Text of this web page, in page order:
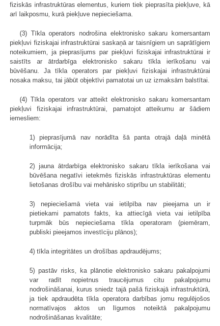
fiziskās infrastruktūras elementus, kuriem tiek pieprasīta piekļuve, kā
arī laikposmu, kurā piekļuve nepieciešama.
(3) Tīkla operators nodrošina elektronisko sakaru komersantam
piekļuvi fiziskajai infrastruktūrai saskaņā ar taisnīgiem un saprātīgiem
noteikumiem, ja pieprasījums par piekļuvi fiziskajai infrastruktūrai ir
saistīts ar ātrdarbīga elektronisko sakaru tīkla ierīkošanu vai
būvēšanu. Ja tīkla operators par piekļuvi fiziskajai infrastruktūrai
nosaka maksu, tai jābūt objektīvi pamatotai un uz izmaksām balstītai.
(4) Tīkla operators var atteikt elektronisko sakaru komersantam
piekļuvi fiziskajai infrastruktūrai, pamatojot atteikumu ar šādiem
iemesliem:
1) pieprasījumā nav norādīta šā panta otrajā daļā minētā
informācija;
2) jauna ātrdarbīga elektronisko sakaru tīkla ierīkošana vai
būvēšana negatīvi ietekmēs fiziskās infrastruktūras elementu
lietošanas drošību vai mehānisko stiprību un stabilitāti;
3) nepieciešamā vieta vai ietilpība nav pieejama un ir
pietiekami pamatots fakts, ka attiecīgā vieta vai ietilpība
turpmāk būs nepieciešama tīkla operatoram (piemēram,
publiski pieejamos investīciju plānos);
4) tīkla integritātes un drošības apdraudējums;
5) pastāv risks, ka plānotie elektronisko sakaru pakalpojumi
var radīt nopietnus traucējumus citu pakalpojumu
nodrošināšanai, kurus sniedz tajā pašā fiziskajā infrastruktūrā,
ja tiek apdraudēta tīkla operatora darbības jomu regulējošos
normatīvajos aktos un līgumos noteiktā pakalpojumu
nodrošināšanas kvalitāte;